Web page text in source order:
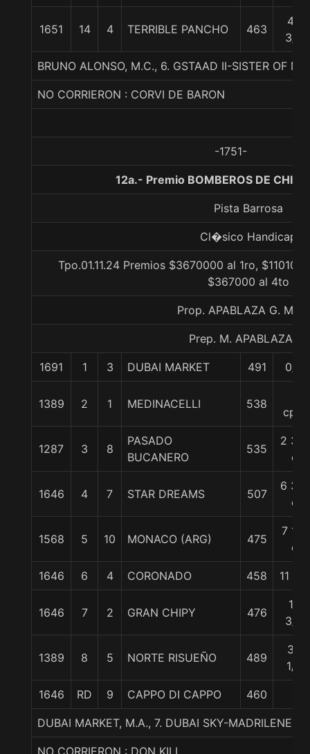
1651 14 4 TERRIBLE PANCHO 463
44
3/4
BRUNO ALONSO, M.C., 6. GSTAAD II-SISTER OF
NO CORRIERON : CORVI DE BARON
-1751-
12a.- Premio BOMBEROS DE
Pista Barrosa
Cl�sico Handicap
Tpo.01.11.24 Premios $3670000 al 1ro,
$367000 al 4to
Prop. APABLAZA G.
Prep. M. APABLAZA G.
1691 1 3 DUBAI MARKET 491 0/0
1389 2 1 MEDINACELLI 538
cpo.
1287 3 8
PASADO
BUCANERO
535
2 3/4
c
1646 4 7 STAR DREAMS 507
6 3/4
c
1568 5 10 MONACO (ARG) 475
7 1/4
c
1646 6 4 CORONADO 458 11 1/4
1646 7 2 GRAN CHIPY 476
16
3/4
1389 8 5 NORTE RISUEÑO 489
38
1/4
1646 RD 9 CAPPO DI CAPPO 460
DUBAI MARKET, M.A., 7. DUBAI SKY-MADRILENE
NO CORRIERON : DON KILI